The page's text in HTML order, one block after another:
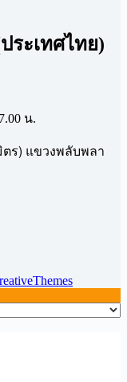
ระเทศไทย)
น.
ร) แขวงพลับพลา